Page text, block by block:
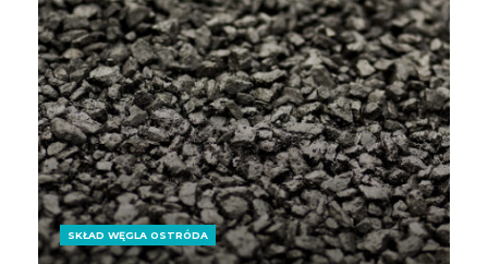
SKŁAD WĘGLA OSTRÓDA